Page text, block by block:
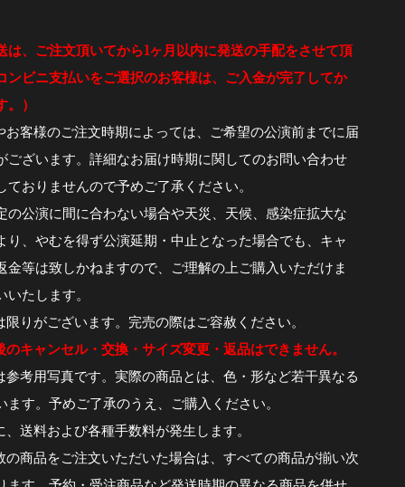
、ご注文頂いてから1ヶ月以内に発送の手配をさせて頂
ンビニ支払いをご選択のお客様は、ご入金が完了してか
）
客様のご注文時期によっては、ご希望の公演前までに届
ございます。詳細なお届け時期に関してのお問い合わせ
ておりませんので予めご了承ください。
公演に間に合わない場合や天災、天候、感染症拡大な
り、やむを得ず公演延期・中止となった場合でも、キャ
金等は致しかねますので、ご理解の上ご購入いただけま
たします。
りがございます。完売の際はご容赦ください。
キャンセル・交換・サイズ変更・返品はできません。
考用写真です。実際の商品とは、色・形など若干異なる
ます。予めご了承のうえ、ご購入ください。
送料および各種手数料が発生します。
商品をご注文いただいた場合は、すべての商品が揃い次